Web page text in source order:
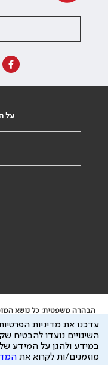
על
הבהרה משפטית: כל נושא
ייעוץ רפואי או משפטי. אין
ידוע לי שהר"י אוספת ושומרת
להיות מועבר לצדדים
עדכנו את מדיניות
השינויים נועדו להבטיח
במידע ולהגן על המידע
מוזמנים/ות לקרוא את